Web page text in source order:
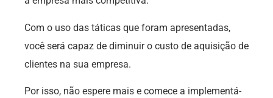
Com o uso das táticas que foram apresentadas,
você será capaz de diminuir o custo de aquisição de
clientes na sua empresa.
Por isso, não espere mais e comece a implementá-